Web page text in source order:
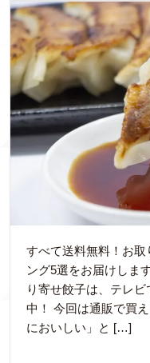
すべて送料無料！お
ング5選をお届けしま
り寄せ餃子は、テレ
中！ 今回は通販で買
においしい」と […]